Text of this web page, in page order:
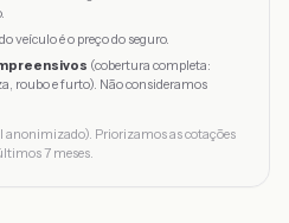
veículo é o preço do seguro.
(cobertura completa:
roubo e furto). Não consideramos
anonimizado). Priorizamos as cotações
7 meses.